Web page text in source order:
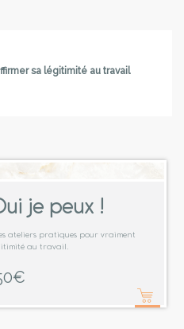
sa légitimité au travail
je peux !
ateliers pratiques pour vraiment
au travail.
€